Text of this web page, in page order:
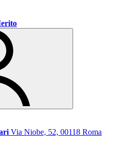
Via Niobe, 52, 00118 Roma